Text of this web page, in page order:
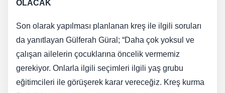
OLACAK
Son olarak yapılması planlanan kreş ile ilgili soruları
da yanıtlayan Gülferah Güral; “Daha çok yoksul ve
çalışan ailelerin çocuklarına öncelik vermemiz
gerekiyor. Onlarla ilgili seçimleri ilgili yaş grubu
eğitimcileri ile görüşerek karar vereceğiz. Kreş kurma